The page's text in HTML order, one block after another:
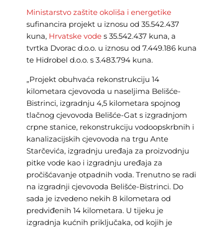
Ministarstvo zaštite okoliša i energetike
sufinancira projekt u iznosu od 35.542.437
kuna, Hrvatske vode s 35.542.437 kuna, a
tvrtka Dvorac d.o.o. u iznosu od 7.449.186 kuna
te Hidrobel d.o.o. s 3.483.794 kuna.
„Projekt obuhvaća rekonstrukciju 14
kilometara cjevovoda u naseljima Belišće-
Bistrinci, izgradnju 4,5 kilometara spojnog
tlačnog cjevovoda Belišće-Gat s izgradnjom
crpne stanice, rekonstrukciju vodoopskrbnih i
kanalizacijskih cjevovoda na trgu Ante
Starčevića, izgradnju uređaja za proizvodnju
pitke vode kao i izgradnju uređaja za
pročišćavanje otpadnih voda. Trenutno se radi
na izgradnji cjevovoda Belišće-Bistrinci. Do
sada je izvedeno nekih 8 kilometara od
predviđenih 14 kilometara. U tijeku je
izgradnja kućnih priključaka, od kojih je